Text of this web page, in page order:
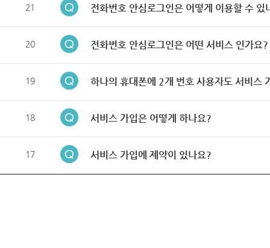
21 전화번호 안심로그인은 어떻게 이용할 수 있
20 전화번호 안심로그인은 어떤 서비스 인가요?
19 하나의 휴대폰에 2개 번호 사용자도 서비스
18 서비스 가입은 어떻게 하나요?
17 서비스 가입에 제약이 있나요?